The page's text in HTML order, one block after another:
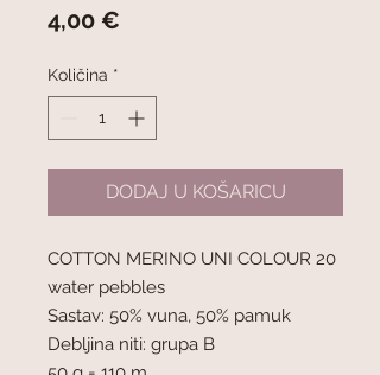
4,00 €
Količina *
DODAJ U KOŠARICU
COTTON MERINO UNI COLOUR 20
water pebbles
Sastav: 50% vuna, 50% pamuk
Debljina niti: grupa B